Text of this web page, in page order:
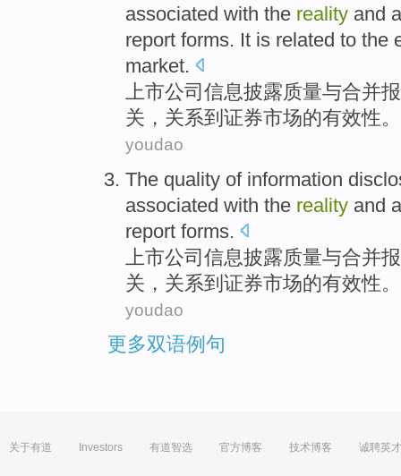
associated with the reality and
report forms. It is related to the
market.
上市公司 信息披露质量与合并
关， 关系到 证券市场的有效性。
youdao
The quality of information
associated with the reality and
report forms.
上市公司 信息披露质量与合并
关，关系到证券市场的有效性。
youdao
更多双语例句
关于有道 Investors 有道智选 官方博客 技术博客 诚聘英才